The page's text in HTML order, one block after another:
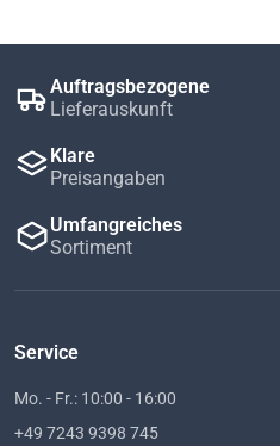
Auftragsbezogene
Lieferauskunft
Klare
Preisangaben
Umfangreiches
Sortiment
Service
Mo. - Fr.: 10:00 - 16:00
+49 7243 9398 745